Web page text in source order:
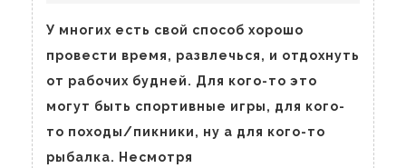
У многих есть свой способ хорошо
провести время, развлечься, и отдохнуть
от рабочих будней. Для кого-то это
могут быть спортивные игры, для кого-
то походы/пикники, ну а для кого-то
рыбалка. Несмотря